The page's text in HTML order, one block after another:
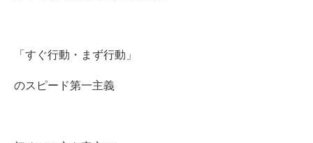
「すぐ行動・まず行動」
のスピード第一主義